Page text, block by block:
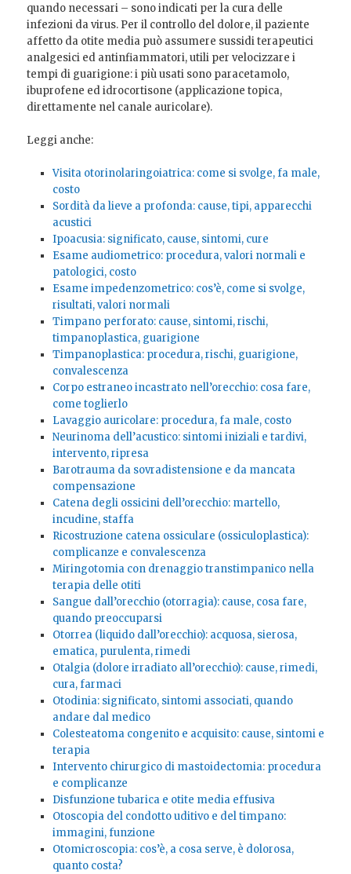
quando necessari – sono indicati per la cura delle
infezioni da virus. Per il controllo del dolore, il paziente
affetto da otite media può assumere sussidi terapeutici
analgesici ed antinfiammatori, utili per velocizzare i
tempi di guarigione: i più usati sono paracetamolo,
ibuprofene ed idrocortisone (applicazione topica,
direttamente nel canale auricolare).
Leggi anche:
Visita otorinolaringoiatrica: come si svolge, fa male,
costo
Sordità da lieve a profonda: cause, tipi, apparecchi
acustici
Ipoacusia: significato, cause, sintomi, cure
Esame audiometrico: procedura, valori normali e
patologici, costo
Esame impedenzometrico: cos’è, come si svolge,
risultati, valori normali
Timpano perforato: cause, sintomi, rischi,
timpanoplastica, guarigione
Timpanoplastica: procedura, rischi, guarigione,
convalescenza
Corpo estraneo incastrato nell’orecchio: cosa fare,
come toglierlo
Lavaggio auricolare: procedura, fa male, costo
Neurinoma dell’acustico: sintomi iniziali e tardivi,
intervento, ripresa
Barotrauma da sovradistensione e da mancata
compensazione
Catena degli ossicini dell’orecchio: martello,
incudine, staffa
Ricostruzione catena ossiculare (ossiculoplastica):
complicanze e convalescenza
Miringotomia con drenaggio transtimpanico nella
terapia delle otiti
Sangue dall’orecchio (otorragia): cause, cosa fare,
quando preoccuparsi
Otorrea (liquido dall’orecchio): acquosa, sierosa,
ematica, purulenta, rimedi
Otalgia (dolore irradiato all’orecchio): cause, rimedi,
cura, farmaci
Otodinia: significato, sintomi associati, quando
andare dal medico
Colesteatoma congenito e acquisito: cause, sintomi e
terapia
Intervento chirurgico di mastoidectomia: procedura
e complicanze
Disfunzione tubarica e otite media effusiva
Otoscopia del condotto uditivo e del timpano:
immagini, funzione
Otomicroscopia: cos’è, a cosa serve, è dolorosa,
quanto costa?